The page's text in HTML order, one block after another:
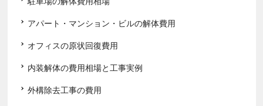
アパート・マンション・ビルの解体費用
オフィスの原状回復費用
内装解体の費用相場と工事実例
外構除去工事の費用